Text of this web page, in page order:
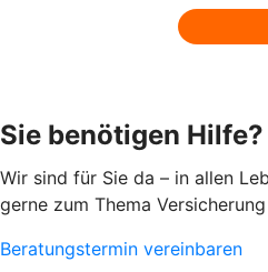
Sie benötigen Hilfe?
Wir sind für Sie da – in allen
gerne zum Thema
Beratungstermin vereinbaren